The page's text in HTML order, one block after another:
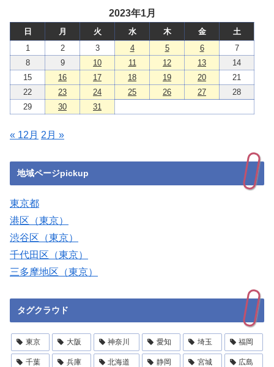
2023年1月
日 月 火 水 木 金
土
1
2 3 4 5 6
7
8
9 10 11 12 13
14
15
16 17 18 19 20
21
22
23 24 25 26 27
28
29
30 31
« 12月 2月 »
地域ページpickup
東京都
港区（東京）
渋谷区（東京）
千代田区（東京）
三多摩地区（東京）
タグクラウド
東京 大阪 神奈川 愛知 埼玉 福岡
千葉 兵庫 北海道 静岡 宮城 広島